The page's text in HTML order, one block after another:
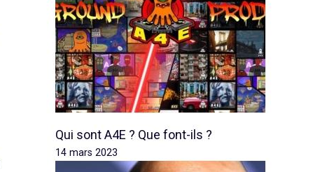
Qui sont A4E ? Que font-ils ?
14 mars 2023